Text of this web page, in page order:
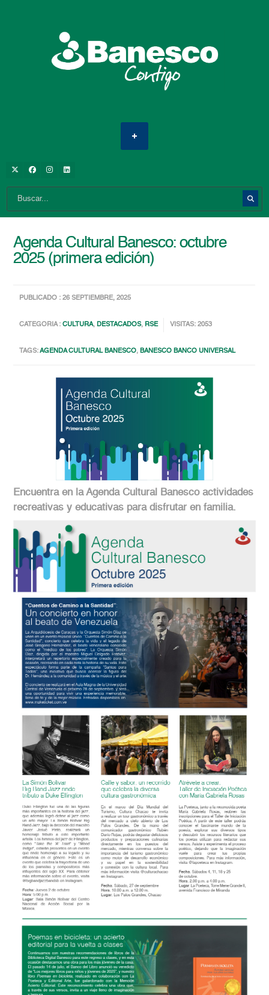
Agenda Cultural Banesco: octubre
2025 (primera edición)
PUBLICADO : 26 SEPTIEMBRE, 2025
CATEGORIA :CULTURA,DESTACADOS, RSE VISITAS: 2053
TAGS:AGENDA CULTURAL BANESCO,BANESCO BANCO UNIVERSAL
Encuentra en la Agenda Cultural Banesco actividades
recreativas y educativas para disfrutar en familia.